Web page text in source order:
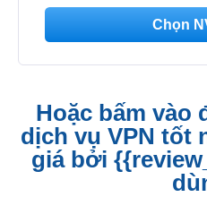
Chọn
Hoặc bấm vào
dịch vụ VPN tốt
giá bởi